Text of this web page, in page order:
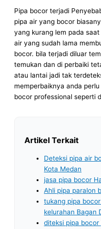
Pipa bocor terjadi
pipa air yang bocor
yang kurang lem pada
air yang sudah lama
bocor. bila terjadi diluar
temukan dan di perbaiki
atau lantai jadi tak
memperbaiknya anda
bocor professional seperti
Artikel Terkait
Deteksi pipa air
Kota Medan
jasa pipa bocor
Ahli pipa paralon
tukang pipa
kelurahan Bagan
diteksi pipa